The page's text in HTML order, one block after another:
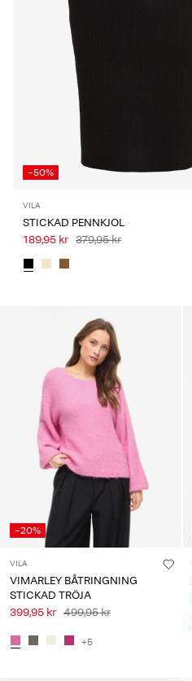
-50%
VILA
STICKAD PENNKJOL
189,95 kr 379,95 kr
-20%
VILA
VIMARLEY BÅTRINGNING
STICKAD TRÖJA
399,95 kr 499,95 kr
+5